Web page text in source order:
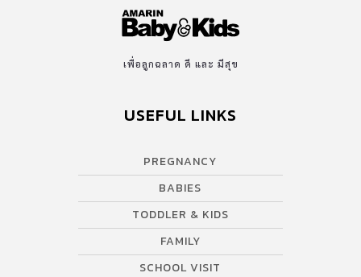
เพื่อลูกฉลาด ดี และ มีสุข
USEFUL LINKS
PREGNANCY
BABIES
TODDLER & KIDS
FAMILY
SCHOOL VISIT